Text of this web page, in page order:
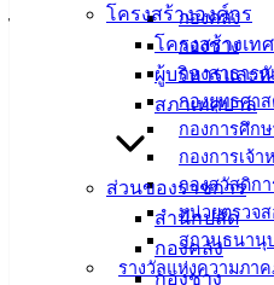
กองคลัง
กองช่าง
กองสาธาร
กองยุทธศา
กองการศึกษ
กองการเจ้า
กองสวัสดิก
หน่วยตรวจ
สถานธนานุ
รางวัลแห่งความภา
โครงสร้างองค์กร
โครงสร้างเท
ผู้บริหารและ
สภาเทศบาล
ส่วนของราชการ
สำนักปลัด
กองคลัง
กองช่าง